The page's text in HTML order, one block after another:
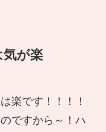
が楽
楽です！！！！
ですから～！ハ